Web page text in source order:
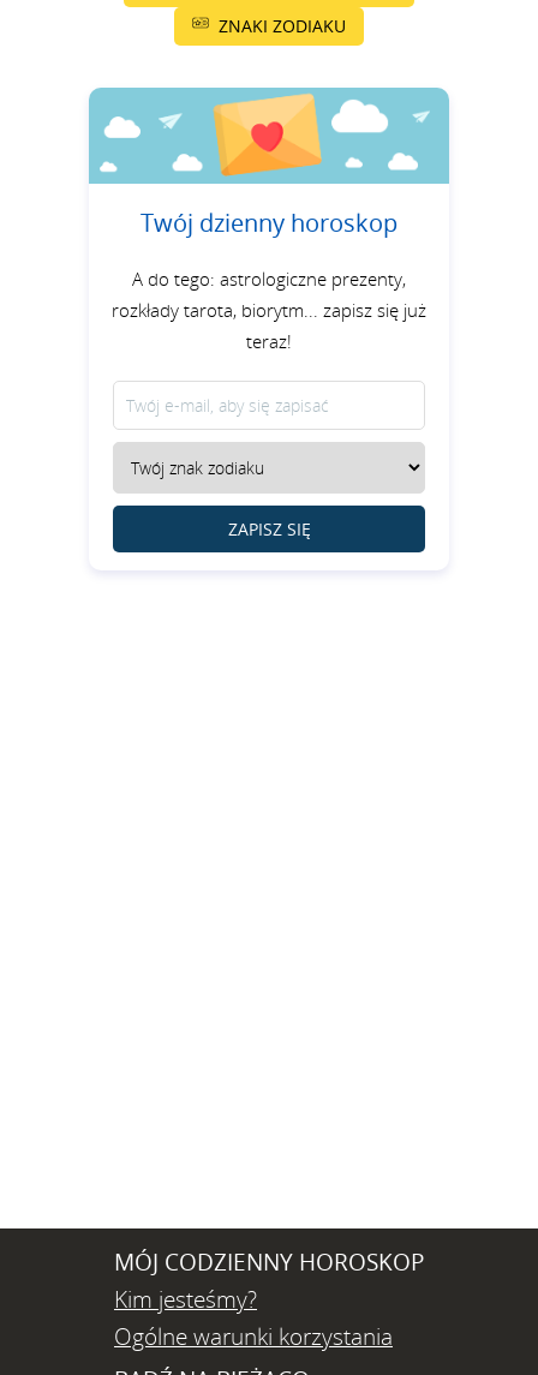
ZNAKI ZODIAKU
Twój dzienny horoskop
A do tego: astrologiczne prezenty,
rozkłady tarota, biorytm... zapisz się już
teraz!
ZAPISZ SIĘ
MÓJ CODZIENNY HOROSKOP
Kim jesteśmy?
Ogólne warunki korzystania